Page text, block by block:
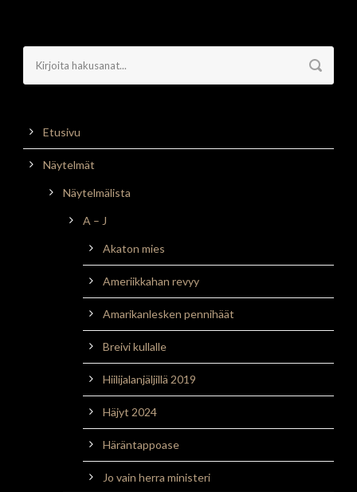
Etusivu
Näytelmät
Näytelmälista
A – J
Akaton mies
Ameriikkahan revyy
Amarikanlesken pennihäät
Breivi kullalle
Hiilijalanjäljillä 2019
Häjyt 2024
Häräntappoase
Jo vain herra ministeri